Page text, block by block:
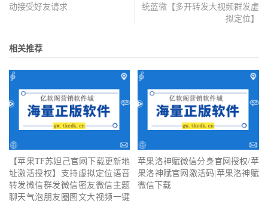
动接受好友请求
统蓝微【多开转发大视频群发虚
拟定位】
相关推荐
【苹果TF苏妲己官网下载更新地
址激活授权】支持虚拟定位语音
转发微信群发微信密友微信主题
聊天气泡朋友圈图文大视频一键
苹果洛神赋微信分身官网授权/苹
果洛神赋官网激活码|苹果洛神赋
微信下载